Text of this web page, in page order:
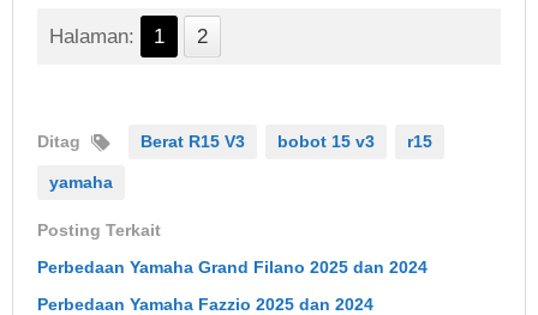
Halaman: 1 2
Ditag Berat R15 V3 bobot 15 v3 r15
yamaha
Posting Terkait
Perbedaan Yamaha Grand Filano 2025 dan 2024
Perbedaan Yamaha Fazzio 2025 dan 2024